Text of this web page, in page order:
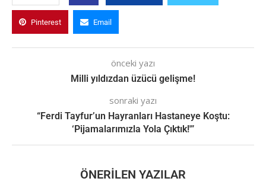
Pinterest Email
önceki yazı
Milli yıldızdan üzücü gelişme!
sonraki yazı
“Ferdi Tayfur’un Hayranları Hastaneye Koştu:
‘Pijamalarımızla Yola Çıktık!'”
ÖNERILEN YAZILAR